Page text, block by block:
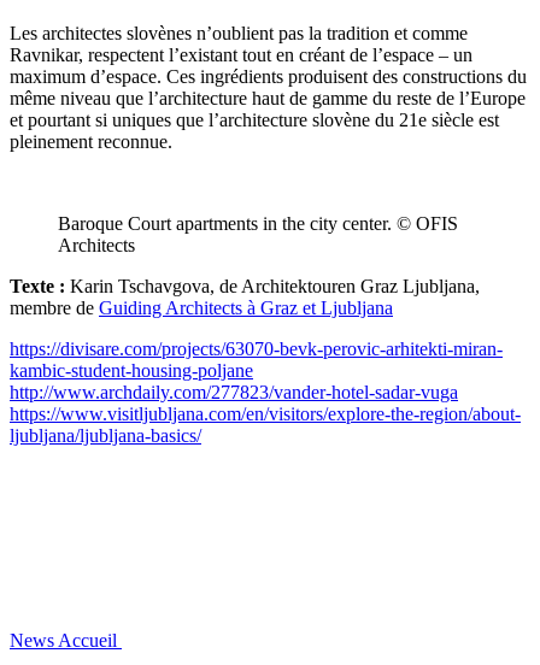
Les architectes slovènes n’oublient pas la tradition et comme
Ravnikar, respectent l’existant tout en créant de l’espace – un
maximum d’espace. Ces ingrédients produisent des constructions du
même niveau que l’architecture haut de gamme du reste de l’Europe
et pourtant si uniques que l’architecture slovène du 21e siècle est
pleinement reconnue.
Baroque Court apartments in the city center. © OFIS
Architects
Texte : Karin Tschavgova, de Architektouren Graz Ljubljana,
membre de Guiding Architects à Graz et Ljubljana
https://divisare.com/projects/63070-bevk-perovic-arhitekti-miran-
kambic-student-housing-poljane
http://www.archdaily.com/277823/vander-hotel-sadar-vuga
https://www.visitljubljana.com/en/visitors/explore-the-region/about-
ljubljana/ljubljana-basics/
NewsAccueil